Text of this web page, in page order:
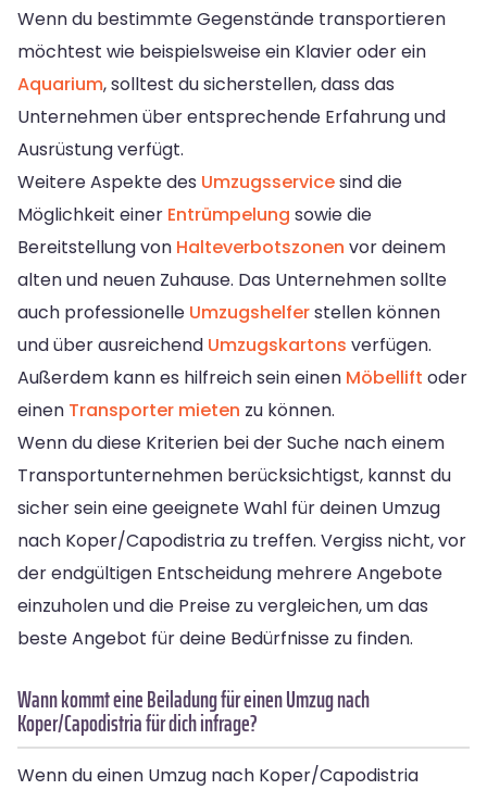
Wenn du bestimmte Gegenstände transportieren
möchtest wie beispielsweise ein Klavier oder ein
Aquarium, solltest du sicherstellen, dass das
Unternehmen über entsprechende Erfahrung und
Ausrüstung verfügt.
Weitere Aspekte des Umzugsservicesind die
Möglichkeit einer Entrümpelung sowie die
Bereitstellung von Halteverbotszonen vor deinem
alten und neuen Zuhause. Das Unternehmen sollte
auch professionelle Umzugshelferstellen können
und über ausreichend Umzugskartons verfügen.
Außerdem kann es hilfreich sein einen Möbellift oder
einen Transporter mieten zu können.
Wenn du diese Kriterien bei der Suche nach einem
Transportunternehmen berücksichtigst, kannst du
sicher sein eine geeignete Wahl für deinen Umzug
nach Koper/Capodistria zu treffen. Vergiss nicht, vor
der endgültigen Entscheidung mehrere Angebote
einzuholen und die Preise zu vergleichen, um das
beste Angebot für deine Bedürfnisse zu finden.
Wann kommt eine Beiladung für einen Umzug nach
Koper/Capodistria für dich infrage?
Wenn du einen Umzug nach Koper/Capodistria